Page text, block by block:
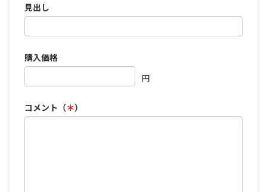
見出し
購入価格
円
コメント（＊）